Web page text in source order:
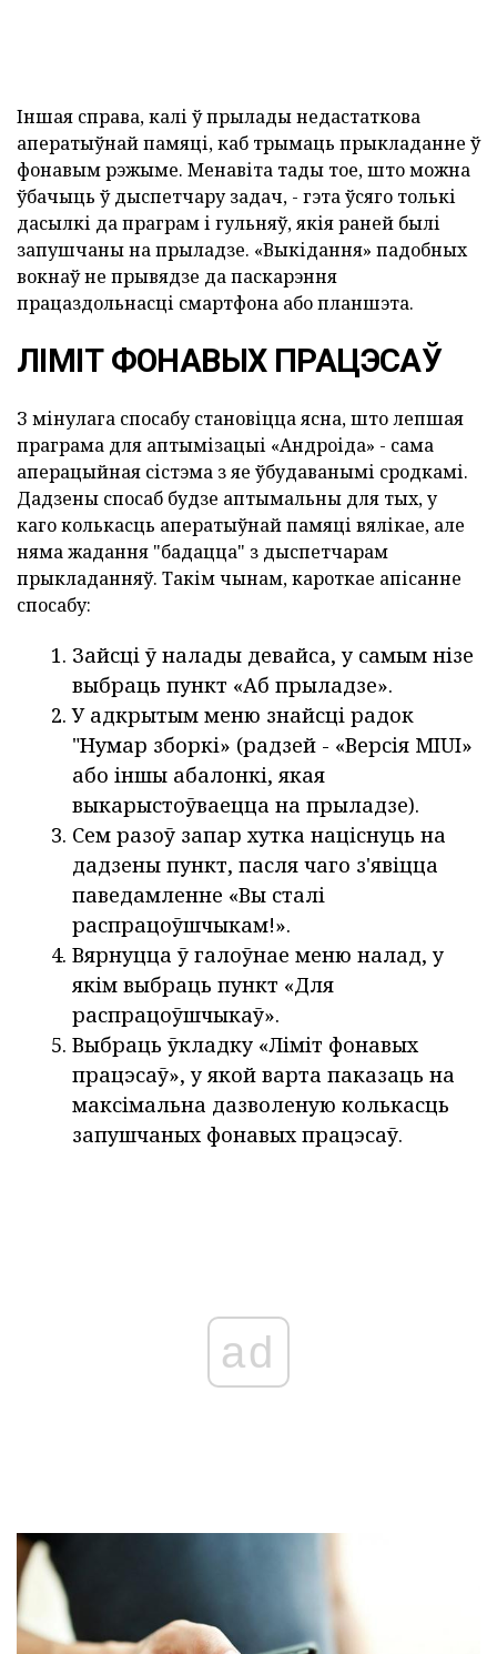
Іншая справа, калі ў прылады недастаткова
аператыўнай памяці, каб трымаць прыкладанне ў
фонавым рэжыме. Менавіта тады тое, што можна
ўбачыць ў дыспетчару задач, - гэта ўсяго толькі
дасылкі да праграм і гульняў, якія раней былі
запушчаны на прыладзе. «Выкідання» падобных
вокнаў не прывядзе да паскарэння
працаздольнасці смартфона або планшэта.
ЛІМІТ ФОНАВЫХ ПРАЦЭСАЎ
З мінулага спосабу становіцца ясна, што лепшая
праграма для аптымізацыі «Андроіда» - сама
аперацыйная сістэма з яе ўбудаванымі сродкамі.
Дадзены спосаб будзе аптымальны для тых, у
каго колькасць аператыўнай памяці вялікае, але
няма жадання "бадацца" з дыспетчарам
прыкладанняў. Такім чынам, кароткае апісанне
спосабу:
Зайсці ў налады девайса, у самым нізе
выбраць пункт «Аб прыладзе».
У адкрытым меню знайсці радок
"Нумар зборкі» (радзей - «Версія MIUI»
або іншы абалонкі, якая
выкарыстоўваецца на прыладзе).
Сем разоў запар хутка націснуць на
дадзены пункт, пасля чаго з'явіцца
паведамленне «Вы сталі
распрацоўшчыкам!».
Вярнуцца ў галоўнае меню налад, у
якім выбраць пункт «Для
распрацоўшчыкаў».
Выбраць ўкладку «Ліміт фонавых
працэсаў», у якой варта паказаць на
максімальна дазволеную колькасць
запушчаных фонавых працэсаў.
ad